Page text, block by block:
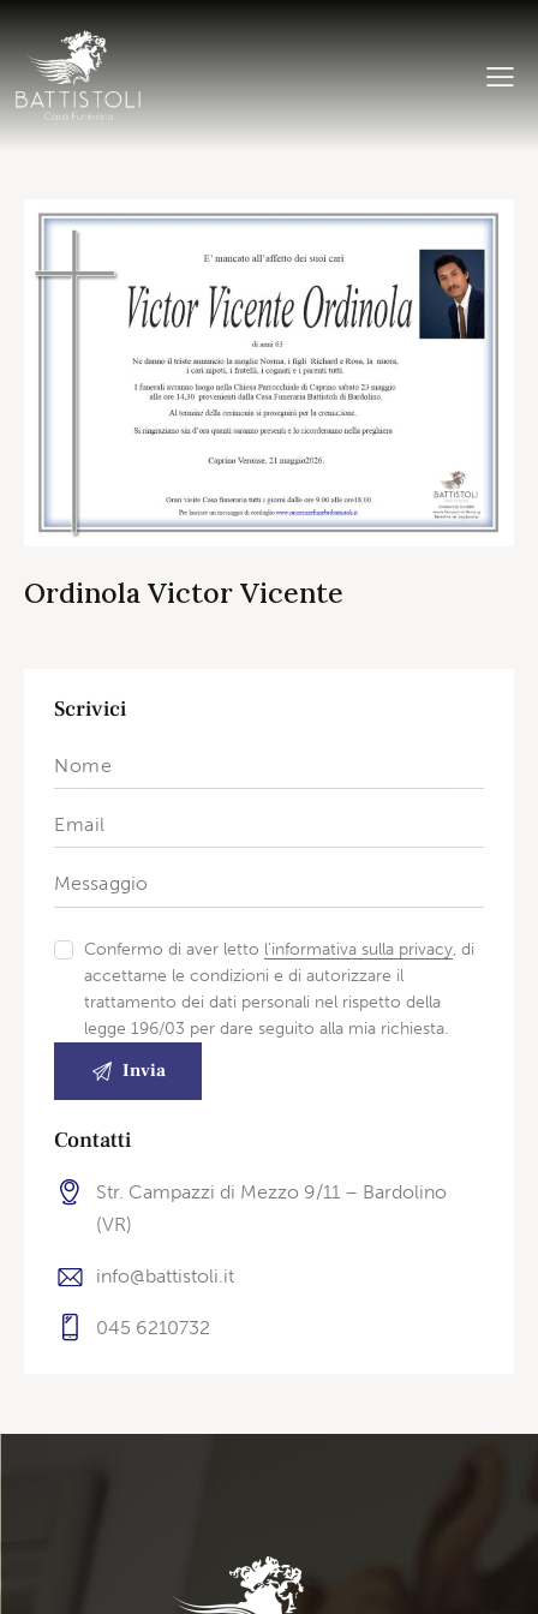
Ordinola Victor Vicente
Scrivici
Confermo di aver letto l'informativa sulla privacy, di
accettarne le condizioni e di autorizzare il
trattamento dei dati personali nel rispetto della
legge 196/03 per dare seguito alla mia richiesta.
Contatti
Str. Campazzi di Mezzo 9/11 – Bardolino
(VR)
info@battistoli.it
045 6210732